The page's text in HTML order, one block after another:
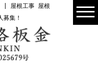
| 屋根工事 屋根
集！